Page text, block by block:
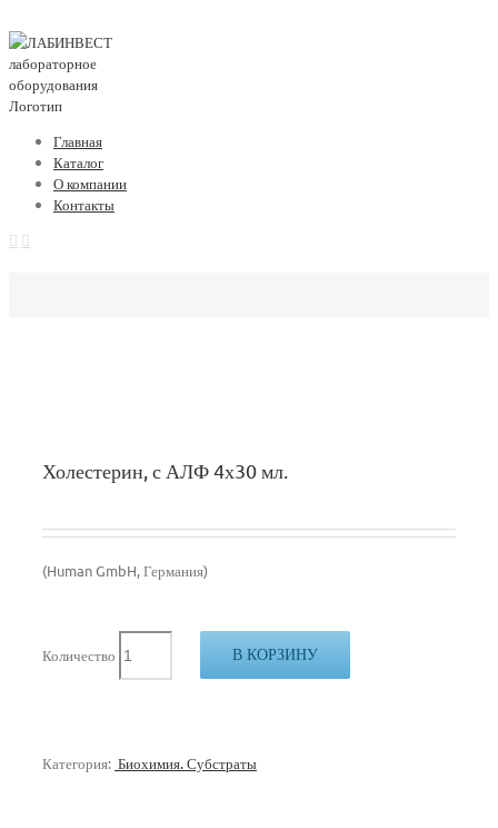
Главная
Каталог
О компании
Контакты
Холестерин, с АЛФ 4х30 мл.
(Human GmbH, Германия)
Количество В КОРЗИНУ
Категория: Биохимия. Субстраты